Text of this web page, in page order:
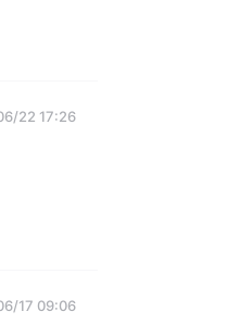
22 17:26
17 09:06